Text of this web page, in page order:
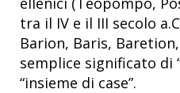
tra il IV e il III secolo
Barion, Baris,
semplice significato di
“insieme di case”.